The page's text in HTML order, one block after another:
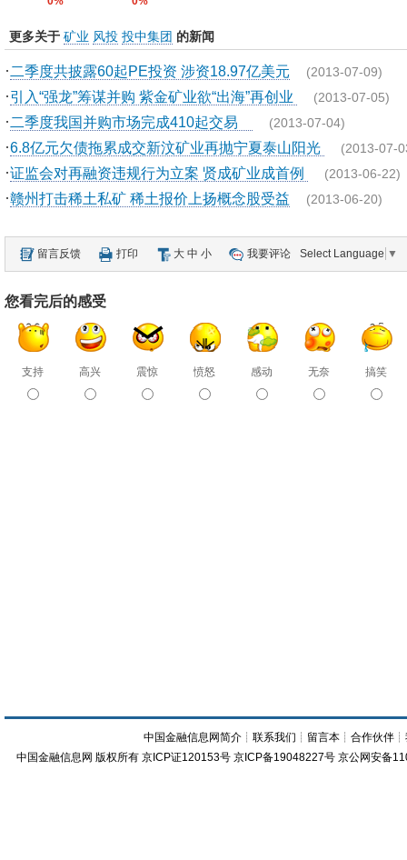
更多关于 矿业 风投 投中集团 的新闻
· 二季度共披露60起PE投资 涉资18.97亿美元 (2013-07-09)
·引入“强龙”筹谋并购 紫金矿业欲“出海”再创业 (2013-07-05)
· 二季度我国并购市场完成410起交易 (2013-07-04)
·6.8亿元欠债拖累成交新汶矿业再抛宁夏泰山阳光 (2013-07-
·证监会对再融资违规行为立案 贤成矿业成首例 (2013-06-22)
·赣州打击稀土私矿 稀土报价上扬概念股受益 (2013-06-20)
留言反馈 打印 大 中 小 我要评论 Select Language ▼
您看完后的感受
支持 高兴 震惊 愤怒 感动 无奈 搞笑
中国金融信息网简介 ┊联系我们 ┊ 留言本 ┊合作伙伴 ┊
中国金融信息网 版权所有 京ICP证120153号 京ICP备19048227号 京公网安备